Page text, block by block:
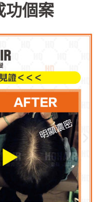
功個案